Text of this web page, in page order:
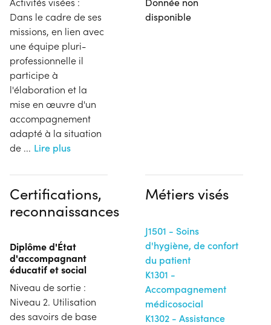
Dans le cadre de ses
missions, en lien avec
une équipe pluri-
professionnelle il
participe à
l'élaboration et la
mise en œuvre d'un
accompagnement
adapté à la situation
de ... Lire plus
disponible
Certifications,
reconnaissances
Diplôme d'État
d'accompagnant
éducatif et social
Niveau de sortie :
Niveau 2. Utilisation
des savoirs de base
Métiers visés
J1501 - Soins
d'hygiène, de confort
du patient
K1301 -
Accompagnement
médicosocial
K1302 - Assistance